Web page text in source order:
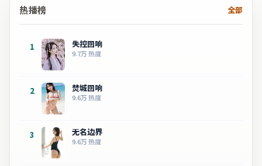
热播榜 全部
1 失控回响
9.7万热度
2 焚城回响
9.6万热度
3 无名边界
9.6万热度